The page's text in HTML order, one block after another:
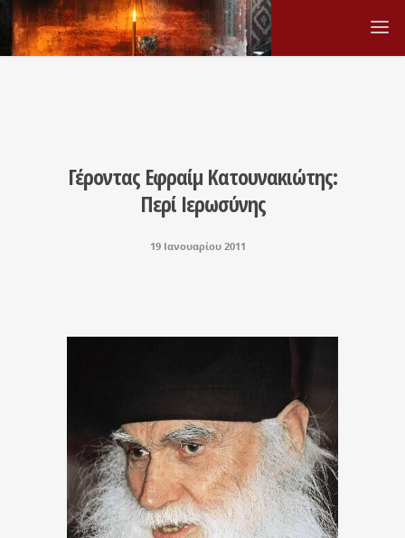
Γέροντας Εφραίμ Κατουνακιώτης:
Περί Ιερωσύνης
19 Ιανουαρίου 2011